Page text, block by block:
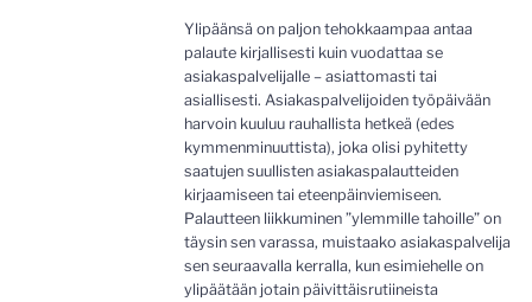
Ylipäänsä on paljon tehokkaampaa antaa
palaute kirjallisesti kuin vuodattaa se
asiakaspalvelijalle – asiattomasti tai
asiallisesti. Asiakaspalvelijoiden työpäivään
harvoin kuuluu rauhallista hetkeä (edes
kymmenminuuttista), joka olisi pyhitetty
saatujen suullisten asiakaspalautteiden
kirjaamiseen tai eteenpäinviemiseen.
Palautteen liikkuminen ”ylemmille tahoille” on
täysin sen varassa, muistaako asiakaspalvelija
sen seuraavalla kerralla, kun esimiehelle on
ylipäätään jotain päivittäisrutiineista